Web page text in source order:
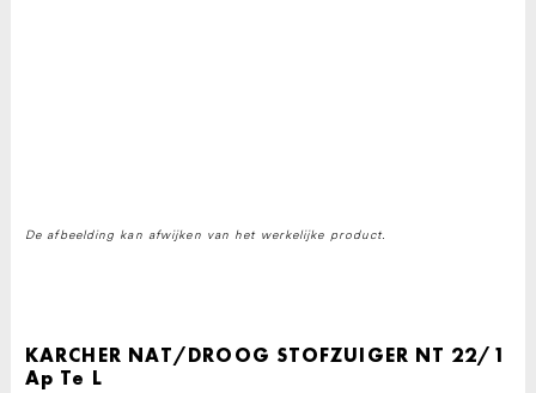
De afbeelding kan afwijken van het werkelijke product.
KARCHER NAT/DROOG STOFZUIGER NT 22/1
Ap Te L